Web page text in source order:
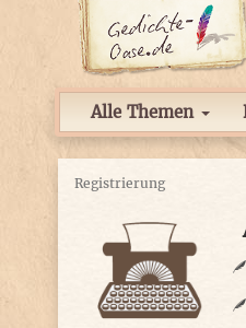
Alle Themen
Registrierung